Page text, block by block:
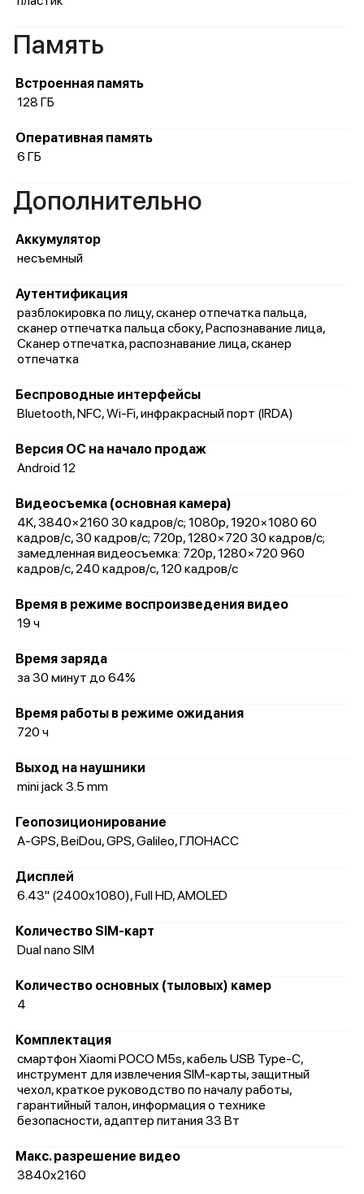
Память
Встроенная память
128 ГБ
Оперативная память
6 ГБ
Дополнительно
Аккумулятор
несъемный
Аутентификация
разблокировка по лицу, сканер отпечатка пальца,
сканер отпечатка пальца сбоку, Распознавание лица,
Сканер отпечатка, распознавание лица, сканер
отпечатка
Беспроводные интерфейсы
Bluetooth, NFC, Wi-Fi, инфракрасный порт (IRDA)
Версия ОС на начало продаж
Android 12
Видеосъемка (основная камера)
4K, 3840×2160 30 кадров/с; 1080p, 1920×1080 60
кадров/с, 30 кадров/с; 720p, 1280×720 30 кадров/с;
замедленная видеосъемка: 720p, 1280×720 960
кадров/с, 240 кадров/с, 120 кадров/с
Время в режиме воспроизведения видео
19 ч
Время заряда
за 30 минут до 64%
Время работы в режиме ожидания
720 ч
Выход на наушники
mini jack 3.5 mm
Геопозиционирование
A-GPS, BeiDou, GPS, Galileo, ГЛОНАСС
Дисплей
6.43" (2400x1080), Full HD, AMOLED
Количество SIM-карт
Dual nano SIM
Количество основных (тыловых) камер
4
Комплектация
смартфон Xiaomi POCO M5s, кабель USB Type-C,
инструмент для извлечения SIM-карты, защитный
чехол, краткое руководство по началу работы,
гарантийный талон, информация о технике
безопасности, адаптер питания 33 Вт
Макс. разрешение видео
3840x2160